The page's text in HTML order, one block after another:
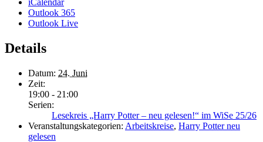
iCalendar
Outlook 365
Outlook Live
Details
Datum: 24. Juni
Zeit:
19:00 - 21:00
Serien:
Lesekreis „Harry Potter – neu gelesen!“ im WiSe 25/26
Veranstaltungskategorien: Arbeitskreise, Harry Potter neu
gelesen